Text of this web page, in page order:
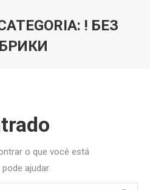
! БЕЗ
o que você está
ajudar.